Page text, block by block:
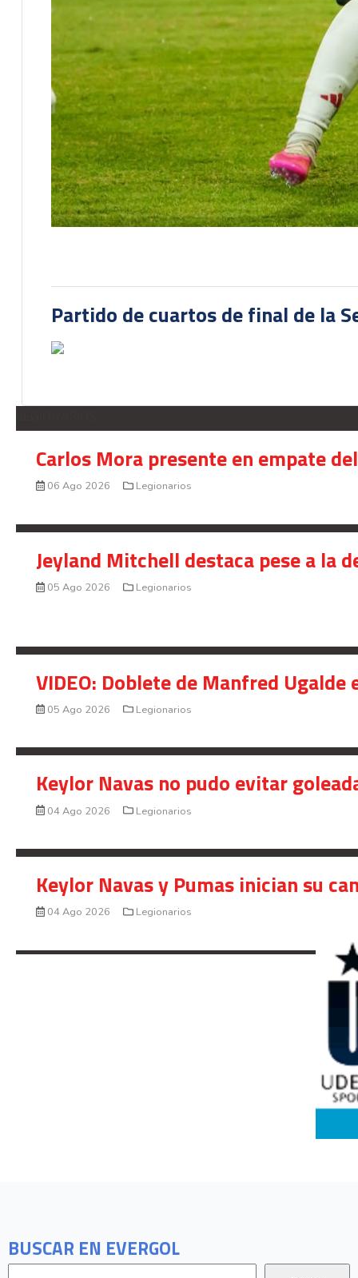
BUSCAR EN EVERGOL
Partido de cuartos de final de la
Carlos Mora presente en empate
06 Ago 2026 Legionarios
Jeyland Mitchell destaca pese a la
05 Ago 2026 Legionarios
VIDEO: Doblete de Manfred
05 Ago 2026 Legionarios
Keylor Navas no pudo evitar
04 Ago 2026 Legionarios
Keylor Navas y Pumas inician su
04 Ago 2026 Legionarios